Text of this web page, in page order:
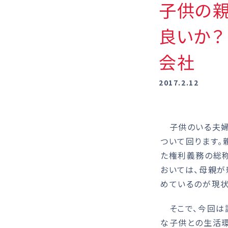
子供の
良いか
会社
2017.2.12
子供のいる夫婦
ついて回ります
た権利義務の総
おいては、母親
めているのが現
そこで、今回
な子供との生活